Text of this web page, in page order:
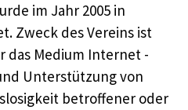
im Jahr 2005 in
Zweck des Vereins ist
das Medium Internet -
Unterstützung von
betroffener oder